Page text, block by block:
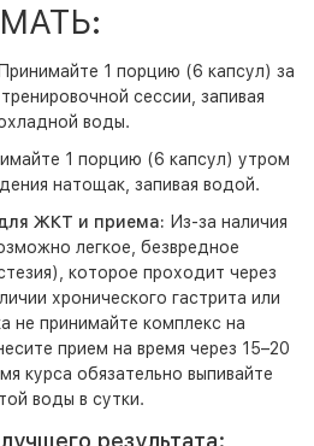
Принимайте 1 порцию (6 капсул) за
сессии, запивая
воды.
1 порцию (6 капсул) утром
натощак, запивая водой.
ЖКТ и приема: Из-за наличия
легкое, безвредное
которое проходит через
хронического гастрита или
не принимайте комплекс на
прием на время через 15–20
курса обязательно выпивайте
воды в сутки.
результата: